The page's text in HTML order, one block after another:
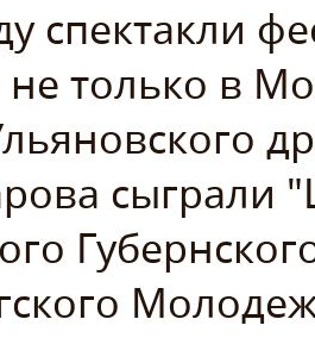
спектакли
только в
сыграли